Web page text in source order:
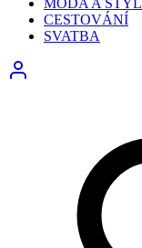
MÓDA A STYL
CESTOVÁNÍ
SVATBA